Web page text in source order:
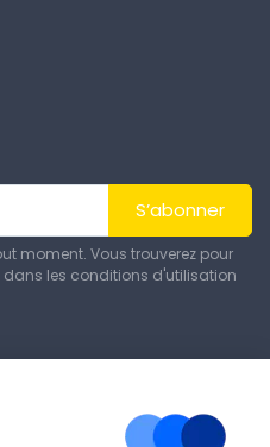
S’abonner
moment. Vous trouverez pour
les conditions d'utilisation
par Theme PrestaShop.